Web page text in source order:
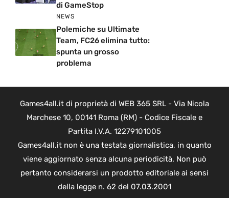
di GameStop
NEWS
Polemiche su Ultimate
Team, FC26 elimina tutto:
spunta un grosso
problema
Games4all.it di proprietà di WEB 365 SRL - Via Nicola
Marchese 10, 00141 Roma (RM) - Codice Fiscale e
Partita I.V.A. 12279101005
Games4all.it non è una testata giornalistica, in quanto
viene aggiornato senza alcuna periodicità. Non può
pertanto considerarsi un prodotto editoriale ai sensi
della legge n. 62 del 07.03.2001